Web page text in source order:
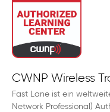
CWNP Wireless
Fast Lane ist ein
Network Professional)